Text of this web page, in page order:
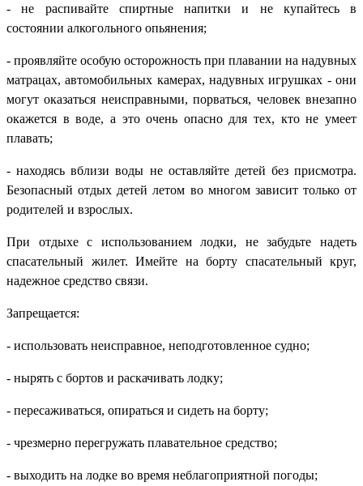
- не распивайте спиртные напитки и не купайтесь в
состоянии алкогольного опьянения;
- проявляйте особую осторожность при плавании на надувных
матрацах, автомобильных камерах, надувных игрушках - они
могут оказаться неисправными, порваться, человек внезапно
окажется в воде, а это очень опасно для тех, кто не умеет
плавать;
- находясь вблизи воды не оставляйте детей без присмотра.
Безопасный отдых детей летом во многом зависит только от
родителей и взрослых.
При отдыхе с использованием лодки, не забудьте надеть
спасательный жилет. Имейте на борту спасательный круг,
надежное средство связи.
Запрещается:
- использовать неисправное, неподготовленное судно;
- нырять с бортов и раскачивать лодку;
- пересаживаться, опираться и сидеть на борту;
- чрезмерно перегружать плавательное средство;
- выходить на лодке во время неблагоприятной погоды;